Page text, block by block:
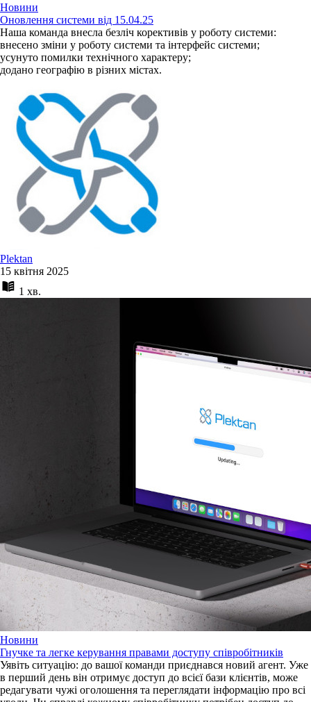
Новини
Оновлення системи від 15.04.25
Наша команда внесла безліч корективів у роботу системи:
внесено зміни у роботу системи та інтерфейс системи;
усунуто помилки технічного характеру;
додано географію в різних містах.
Plektan
15 квітня 2025
1 хв.
Новини
Гнучке та легке керування правами доступу співробітників
Уявіть ситуацію: до вашої команди приєднався новий агент. Уже
в перший день він отримує доступ до всієї бази клієнтів, може
редагувати чужі оголошення та переглядати інформацію про всі